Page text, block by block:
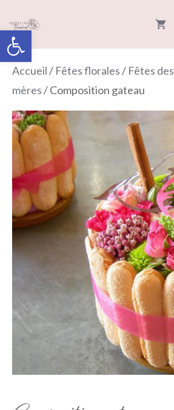
Ouvrir la barre d’outils
au
contenu
Accueil/ Fêtes florales/ Fêtes des
mères/ Composition gateau